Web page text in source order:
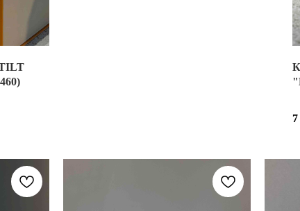
БЕГОВЫМИ КРОССОВКАМИ NIKE НАЧАЛА
СИНТЕТИЧЕСКИМИ НАКЛАДКАМИ И
В КОТОРОЙ ОДИНАКОВО КОМФОРТНО ПРОВЕСТИ
КТО ИЩЕТ УДОБНЫЕ КРОССОВКИ НА КАЖДЫЙ ДЕНЬ С
IVORY (3WE10101460)
СВЕТЛУЮ ОСНОВУ ОТТЕНКА IVORY С
ПОДОЙДУТ ТЕМ, КТО ЦЕНИТ СОВРЕМЕННЫЕ